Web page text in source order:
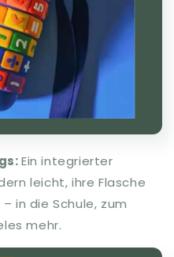
Ein integrierter
leicht, ihre Flasche
in die Schule, zum
mehr.